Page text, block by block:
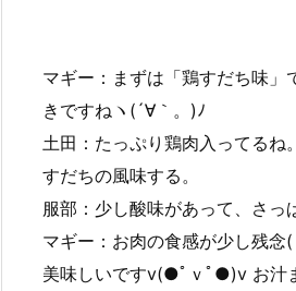
マギー：まずは「鶏すだち味」
きですねヽ(´∀｀。)ﾉ
土田：たっぷり鶏肉入ってるね
すだちの風味する。
服部：少し酸味があって、さっ
マギー：お肉の食感が少し残念
美味しいですv(●ﾟｖﾟ●)v お汁